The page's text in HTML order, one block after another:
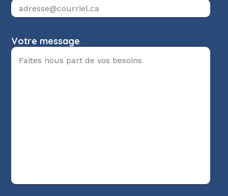
Votre message